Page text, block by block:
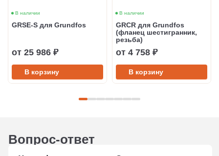
В наличии
GRSE-S для Grundfos
от 25 986 ₽
В корзину
В наличии
GRCR для Grundfos
(фланец шестигранник,
резьба)
от 4 758 ₽
В корзину
Вопрос-ответ